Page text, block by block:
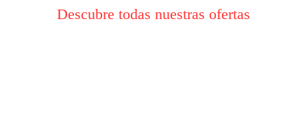
Descubre todas nuestras ofertas